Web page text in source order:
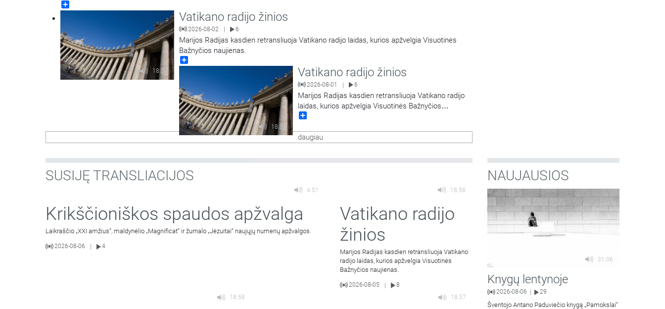
18:58
Vatikano radijo žinios
2026-08-02 6
Marijos Radijas kasdien retransliuoja Vatikano radijo laidas, kurios apžvelgia Visuotinės
Bažnyčios naujienas.
18:58
Vatikano radijo žinios
2026-08-01 | 6
Marijos Radijas kasdien retransliuoja Vatikano radijo
laidas, kurios apžvelgia Visuotinės Bažnyčios
naujienas.
daugiau
SUSIJĘ TRANSLIACIJOS
4:51
Krikščioniškos spaudos apžvalga
Laikraščio „XXI amžius“, maldynėlio „Magnificat“ ir žurnalo „Jėzuitai“ naujųjų numerių apžvalgos.
2026-08-06 4
18:58
Vatikano radijo
žinios
Marijos Radijas kasdien retransliuoja Vatikano
radijo laidas, kurios apžvelgia Visuotinės
Bažnyčios naujienas.
2026-08-05
8
18:58
18:57
NAUJAUSIOS
31:06
Knygų lentynoje
2026-08-06 29
Šventojo Antano Paduviečio knygą „Pamokslai“